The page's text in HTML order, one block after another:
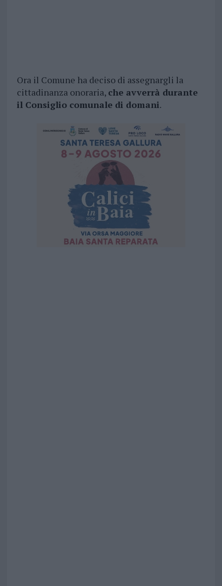
Ora il Comune ha deciso di assegnargli la
cittadinanza onoraria, che avverrà durante
il Consiglio comunale di domani.